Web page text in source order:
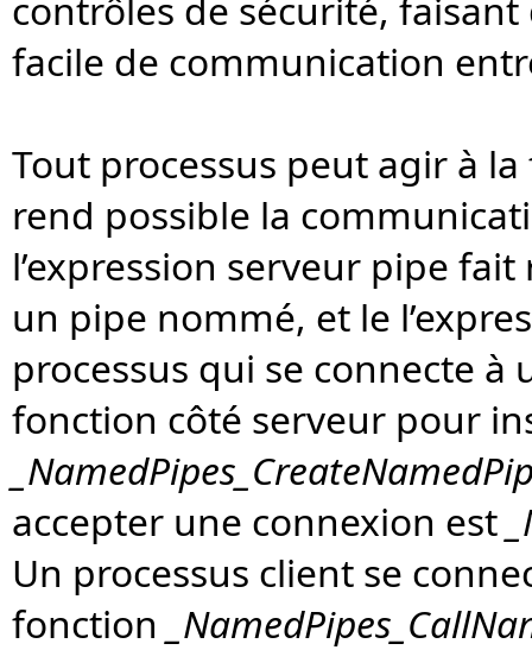
facile de communication
Tout processus peut agir à
rend possible la
l’expression serveur pipe
un pipe nommé, et le
processus qui se connecte
fonction côté serveur pour
accepter une connexion est
Un processus client se
fonction